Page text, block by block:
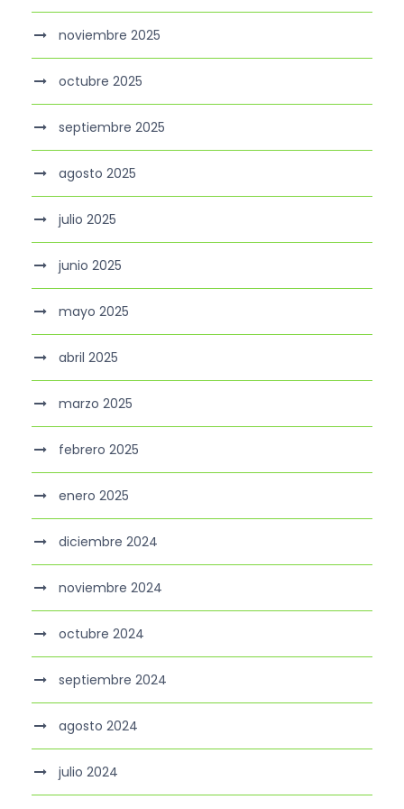
noviembre 2025
octubre 2025
septiembre 2025
agosto 2025
julio 2025
junio 2025
mayo 2025
abril 2025
marzo 2025
febrero 2025
enero 2025
diciembre 2024
noviembre 2024
octubre 2024
septiembre 2024
agosto 2024
julio 2024